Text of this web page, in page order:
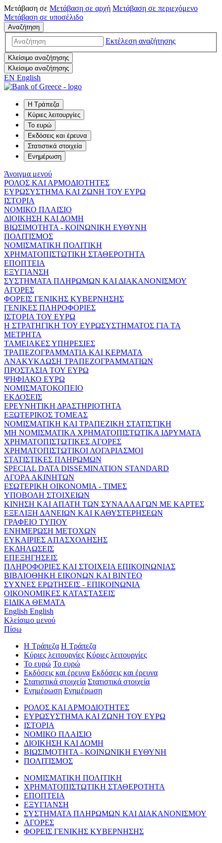
Μετάβαση σε Μετάβαση σε αρχή Μετάβαση σε περιεχόμενο
Μετάβαση σε υποσέλιδο
Αναζήτηση
Εκτέλεση αναζήτησης
Κλείσιμο αναζήτησης
Κλείσιμο αναζήτησης
EN English
Η Τράπεζα
Κύριες λειτουργίες
Το ευρώ
Εκδόσεις και έρευνα
Στατιστικά στοιχεία
Ενημέρωση
Άνοιγμα μενού
ΡΟΛΟΣ ΚΑΙ ΑΡΜΟΔΙΟΤΗΤΕΣ
ΕΥΡΩΣΥΣΤΗΜΑ ΚΑΙ ΖΩΝΗ ΤΟΥ ΕΥΡΩ
ΙΣΤΟΡΙΑ
ΝΟΜΙΚΟ ΠΛΑΙΣΙΟ
ΔΙΟΙΚΗΣΗ ΚΑΙ ΔΟΜΗ
ΒΙΩΣΙΜΟΤΗΤΑ - ΚΟΙΝΩΝΙΚΗ ΕΥΘΥΝΗ
ΠΟΛΙΤΙΣΜΟΣ
ΝΟΜΙΣΜΑΤΙΚΗ ΠΟΛΙΤΙΚΗ
ΧΡΗΜΑΤΟΠΙΣΤΩΤΙΚΗ ΣΤΑΘΕΡΟΤΗΤΑ
ΕΠΟΠΤΕΙΑ
ΕΞΥΓΙΑΝΣΗ
ΣΥΣΤΗΜΑΤΑ ΠΛΗΡΩΜΩΝ ΚΑΙ ΔΙΑΚΑΝΟΝΙΣΜΟΥ
ΑΓΟΡΕΣ
ΦΟΡΕΙΣ ΓΕΝΙΚΗΣ ΚΥΒΕΡΝΗΣΗΣ
ΓΕΝΙΚΕΣ ΠΛΗΡΟΦΟΡΙΕΣ
ΙΣΤΟΡΙΑ ΤΟΥ ΕΥΡΩ
Η ΣΤΡΑΤΗΓΙΚΗ ΤΟΥ ΕΥΡΩΣΥΣΤΗΜΑΤΟΣ ΓΙΑ ΤΑ
ΜΕΤΡΗΤΑ
ΤΑΜΕΙΑΚΕΣ ΥΠΗΡΕΣΙΕΣ
ΤΡΑΠΕΖΟΓΡΑΜΜΑΤΙΑ ΚΑΙ ΚΕΡΜΑΤΑ
ΑΝΑΚΥΚΛΩΣΗ ΤΡΑΠΕΖΟΓΡΑΜΜΑΤΙΩΝ
ΠΡΟΣΤΑΣΙΑ ΤΟΥ ΕΥΡΩ
ΨΗΦΙΑΚΟ ΕΥΡΩ
ΝΟΜΙΣΜΑΤΟΚΟΠΕΙΟ
ΕΚΔΟΣΕΙΣ
ΕΡΕΥΝΗΤΙΚΗ ΔΡΑΣΤΗΡΙΟΤΗΤΑ
ΕΞΩΤΕΡΙΚΟΣ ΤΟΜΕΑΣ
ΝΟΜΙΣΜΑΤΙΚΗ ΚΑΙ ΤΡΑΠΕΖΙΚΗ ΣΤΑΤΙΣΤΙΚΗ
ΜΗ ΝΟΜΙΣΜΑΤΙΚΑ ΧΡΗΜΑΤΟΠΙΣΤΩΤΙΚΑ ΙΔΡΥΜΑΤΑ
ΧΡΗΜΑΤΟΠΙΣΤΩΤΙΚΕΣ ΑΓΟΡΕΣ
ΧΡΗΜΑΤΟΠΙΣΤΩΤΙΚΟΙ ΛΟΓΑΡΙΑΣΜΟΙ
ΣΤΑΤΙΣΤΙΚΕΣ ΠΛΗΡΩΜΩΝ
SPECIAL DATA DISSEMINATION STANDARD
ΑΓΟΡΑ ΑΚΙΝΗΤΩΝ
ΕΣΩΤΕΡΙΚΗ ΟΙΚΟΝΟΜΙΑ - ΤΙΜΕΣ
ΥΠΟΒΟΛΗ ΣΤΟΙΧΕΙΩΝ
ΚΙΝΗΣΗ ΚΑΙ ΑΠΑΤΗ ΤΩΝ ΣΥΝΑΛΛΑΓΩΝ ΜΕ ΚΑΡΤΕΣ
ΕΞΕΛΙΞΗ ΔΑΝΕΙΩΝ ΚΑΙ ΚΑΘΥΣΤΕΡΗΣΕΩΝ
ΓΡΑΦΕΙΟ ΤΥΠΟΥ
ΕΝΗΜΕΡΩΣΗ ΜΕΤΟΧΩΝ
ΕΥΚΑΙΡΙΕΣ ΑΠΑΣΧΟΛΗΣΗΣ
ΕΚΔΗΛΩΣΕΙΣ
ΕΠΕΞΗΓΗΣΕΙΣ
ΠΛΗΡΟΦΟΡΙΕΣ ΚΑΙ ΣΤΟΙΧΕΙΑ ΕΠΙΚΟΙΝΩΝΙΑΣ
ΒΙΒΛΙΟΘΗΚΗ ΕΙΚΟΝΩΝ ΚΑΙ ΒΙΝΤΕΟ
ΣΥΧΝΕΣ ΕΡΩΤΗΣΕΙΣ - ΕΠΙΚΟΙΝΩΝΙΑ
ΟΙΚΟΝΟΜΙΚΕΣ ΚΑΤΑΣΤΑΣΕΙΣ
ΕΙΔΙΚΑ ΘΕΜΑΤΑ
English English
Κλείσιμο μενού
Πίσω
Η Τράπεζα Η Τράπεζα
Κύριες λειτουργίες Κύριες λειτουργίες
Το ευρώ Το ευρώ
Εκδόσεις και έρευνα Εκδόσεις και έρευνα
Στατιστικά στοιχεία Στατιστικά στοιχεία
Ενημέρωση Ενημέρωση
ΡΟΛΟΣ ΚΑΙ ΑΡΜΟΔΙΟΤΗΤΕΣ
ΕΥΡΩΣΥΣΤΗΜΑ ΚΑΙ ΖΩΝΗ ΤΟΥ ΕΥΡΩ
ΙΣΤΟΡΙΑ
ΝΟΜΙΚΟ ΠΛΑΙΣΙΟ
ΔΙΟΙΚΗΣΗ ΚΑΙ ΔΟΜΗ
ΒΙΩΣΙΜΟΤΗΤΑ - ΚΟΙΝΩΝΙΚΗ ΕΥΘΥΝΗ
ΠΟΛΙΤΙΣΜΟΣ
ΝΟΜΙΣΜΑΤΙΚΗ ΠΟΛΙΤΙΚΗ
ΧΡΗΜΑΤΟΠΙΣΤΩΤΙΚΗ ΣΤΑΘΕΡΟΤΗΤΑ
ΕΠΟΠΤΕΙΑ
ΕΞΥΓΙΑΝΣΗ
ΣΥΣΤΗΜΑΤΑ ΠΛΗΡΩΜΩΝ ΚΑΙ ΔΙΑΚΑΝΟΝΙΣΜΟΥ
ΑΓΟΡΕΣ
ΦΟΡΕΙΣ ΓΕΝΙΚΗΣ ΚΥΒΕΡΝΗΣΗΣ